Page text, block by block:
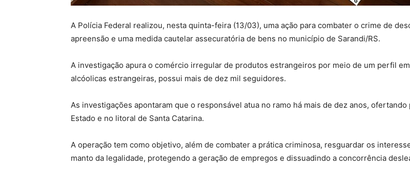
A Polícia Federal realizou, nesta quinta-feira (13/03), uma ação para combater o crime de
apreensão e uma medida cautelar assecuratória de bens no município de Sarandi/RS.
A investigação apura o comércio irregular de produtos estrangeiros por meio de um perfil
alcóolicas estrangeiras, possui mais de dez mil seguidores.
As investigações apontaram que o responsável atua no ramo há mais de dez anos,
Estado e no litoral de Santa Catarina.
A operação tem como objetivo, além de combater a prática criminosa, resguardar os
manto da legalidade, protegendo a geração de empregos e dissuadindo a concorrência